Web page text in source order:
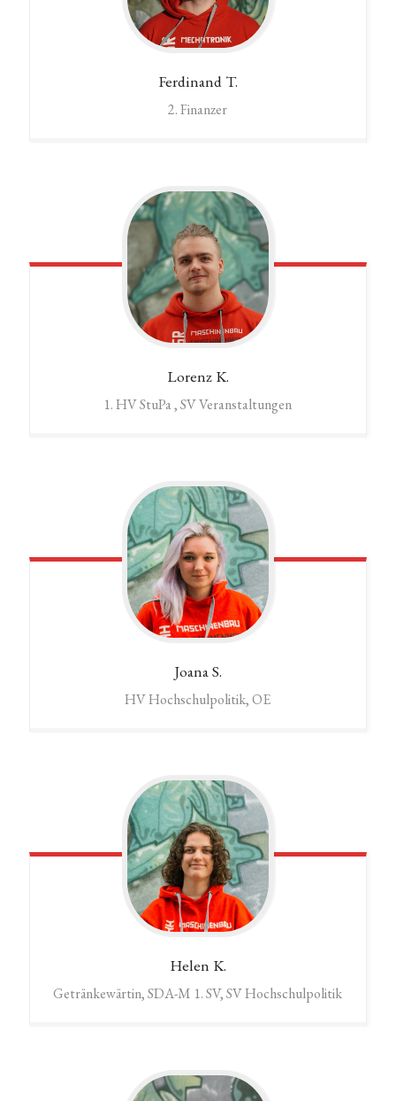
Ferdinand T.
2. Finanzer
Lorenz K.
1. HV StuPa , SV Veranstaltungen
Joana S.
HV Hochschulpolitik, OE
Helen K.
Getränkewärtin, SDA-M 1. SV, SV Hochschulpolitik